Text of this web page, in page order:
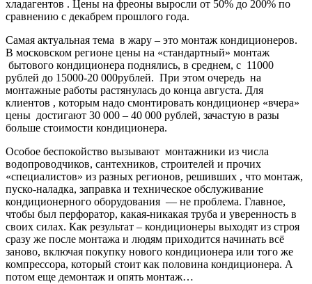
хладагентов . Цены на фреоны выросли от 50% до 200% по
сравнению с декабрем прошлого года.
Самая актуальная тема в жару – это монтаж кондиционеров.
В московском регионе цены на «стандартный» монтаж
бытового кондиционера поднялись, в среднем, с 11000
рублей до 15000-20 000рублей. При этом очередь на
монтажные работы растянулась до конца августа. Для
клиентов , которым надо смонтировать кондиционер «вчера»
цены достигают 30 000 – 40 000 рублей, зачастую в разы
больше стоимости кондиционера.
Особое беспокойство вызывают монтажники из числа
водопроводчиков, сантехников, строителей и прочих
«специалистов» из разных регионов, решивших , что монтаж,
пуско-наладка, заправка и техническое обслуживание
кондиционерного оборудования — не проблема. Главное,
чтобы был перфоратор, какая-никакая труба и уверенность в
своих силах. Как результат – кондиционеры выходят из строя
сразу же после монтажа и людям приходится начинать всё
заново, включая покупку нового кондиционера или того же
компрессора, который стоит как половина кондиционера. А
потом еще демонтаж и опять монтаж…